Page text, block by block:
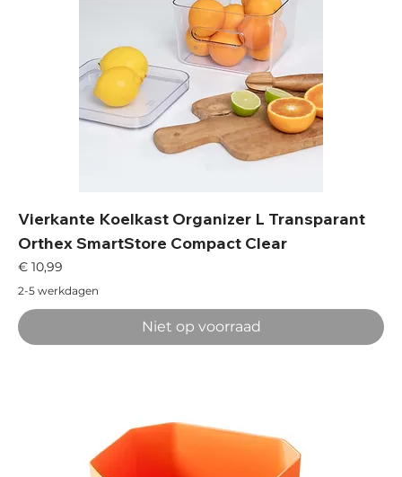
Vierkante Koelkast Organizer L Transparant
Orthex SmartStore Compact Clear
Prijs
€ 10,99
2-5 werkdagen
Niet op voorraad